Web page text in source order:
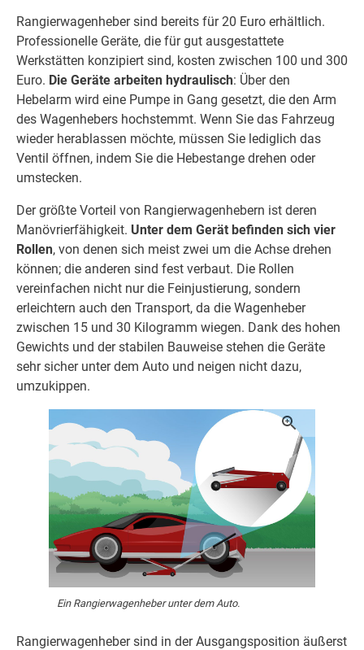
Rangierwagenheber sind bereits für 20 Euro erhältlich.
Professionelle Geräte, die für gut ausgestattete
Werkstätten konzipiert sind, kosten zwischen 100 und 300
Euro. Die Geräte arbeiten hydraulisch: Über den
Hebelarm wird eine Pumpe in Gang gesetzt, die den Arm
des Wagenhebers hochstemmt. Wenn Sie das Fahrzeug
wieder herablassen möchte, müssen Sie lediglich das
Ventil öffnen, indem Sie die Hebestange drehen oder
umstecken.
Der größte Vorteil von Rangierwagenhebern ist deren
Manövrierfähigkeit. Unter dem Gerät befinden sich vier
Rollen, von denen sich meist zwei um die Achse drehen
können; die anderen sind fest verbaut. Die Rollen
vereinfachen nicht nur die Feinjustierung, sondern
erleichtern auch den Transport, da die Wagenheber
zwischen 15 und 30 Kilogramm wiegen. Dank des hohen
Gewichts und der stabilen Bauweise stehen die Geräte
sehr sicher unter dem Auto und neigen nicht dazu,
umzukippen.
Ein Rangierwagenheber unter dem Auto.
Rangierwagenheber sind in der Ausgangsposition äußerst